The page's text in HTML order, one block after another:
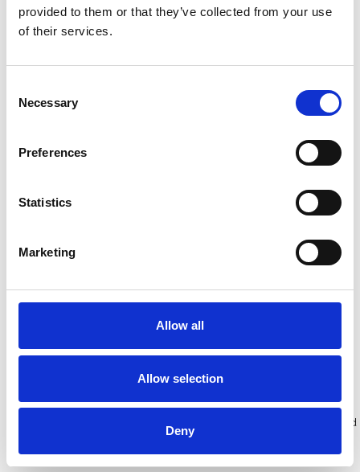
provided to them or that they’ve collected from your use
of their services.
Selection
Necessary
Preferences
Statistics
Marketing
Allow all
Allow selection
Deny
Original 135x250
€1.719,00 €2.132,88
ASC rolsteiger AGS Pro
dubbelzijdig 75 x 250 x 5,2
€2.199,00 €2.722,32
Gratis verzending in Nederland